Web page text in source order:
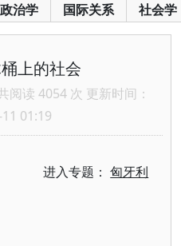
政治学 国际关系 社会学
上的社会
阅读 4054 次 更新时间：
01:19
进入专题：匈牙利